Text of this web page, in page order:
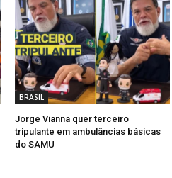
BRASIL
Jorge Vianna quer terceiro
tripulante em ambulâncias básicas
do SAMU